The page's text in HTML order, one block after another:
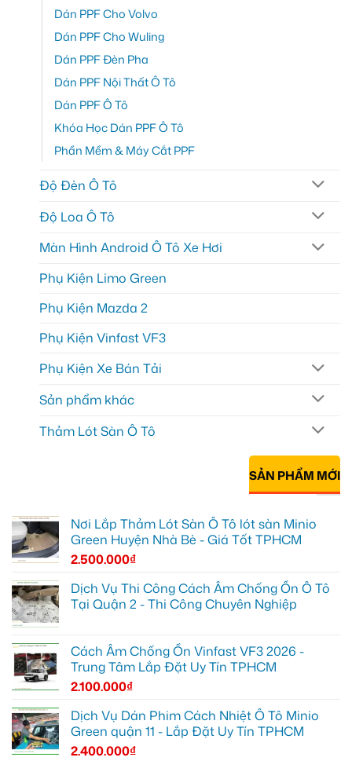
Dán PPF Cho Volvo
Dán PPF Cho Wuling
Dán PPF Đèn Pha
Dán PPF Nội Thất Ô Tô
Dán PPF Ô Tô
Khóa Học Dán PPF Ô Tô
Phần Mềm & Máy Cắt PPF
Độ Đèn Ô Tô
Độ Loa Ô Tô
Màn Hình Android Ô Tô Xe Hơi
Phụ Kiện Limo Green
Phụ Kiện Mazda 2
Phụ Kiện Vinfast VF3
Phụ Kiện Xe Bán Tải
Sản phẩm khác
Thảm Lót Sàn Ô Tô
SẢN PHẨM MỚI
Nơi Lắp Thảm Lót Sàn Ô Tô lót sàn Minio
Green Huyện Nhà Bè - Giá Tốt TPHCM
2.500.000₫
Dịch Vụ Thi Công Cách Âm Chống Ồn Ô Tô
Tại Quận 2 - Thi Công Chuyên Nghiệp
Cách Âm Chống Ồn Vinfast VF3 2026 -
Trung Tâm Lắp Đặt Uy Tín TPHCM
2.100.000₫
Dịch Vụ Dán Phim Cách Nhiệt Ô Tô Minio
Green quận 11 - Lắp Đặt Uy Tín TPHCM
2.400.000₫